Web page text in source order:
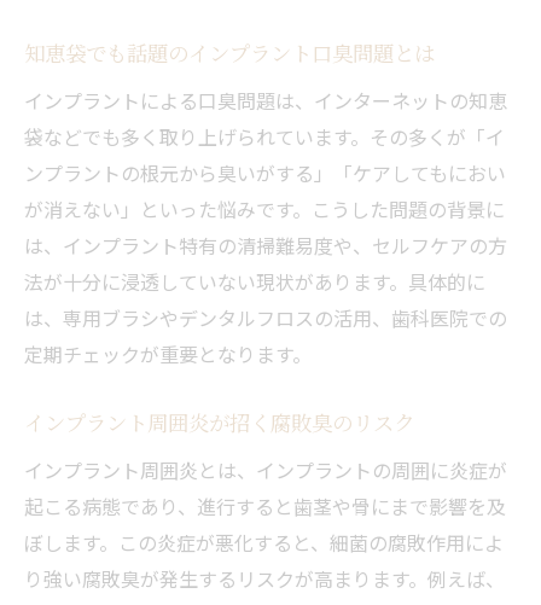
インプラントが絶対にだめと言われる理由
とは
インプラント治療後の根元に汚れが溜まる
原因
細菌繁殖がインプラント口臭を招くメカニ
ズム
インプラント周囲炎の進行と臭いの関係性
インプラント治療後のケア不足による口臭
リスク
り
歯間ブラシやフロスでインプラント口臭予
防
知恵袋でも話題のインプラント口臭問題とは
インプラントによる口臭問題は、インターネットの知恵
袋などでも多く取り上げられています。その多くが「イ
ンプラントの根元から臭いがする」「ケアしてもにおい
が消えない」といった悩みです。こうした問題の背景に
は、インプラント特有の清掃難易度や、セルフケアの方
法が十分に浸透していない現状があります。具体的に
は、専用ブラシやデンタルフロスの活用、歯科医院での
定期チェックが重要となります。
インプラント周囲炎が招く腐敗臭のリスク
インプラント周囲炎とは、インプラントの周囲に炎症が
起こる病態であり、進行すると歯茎や骨にまで影響を及
ぼします。この炎症が悪化すると、細菌の腐敗作用によ
り強い腐敗臭が発生するリスクが高まります。例えば、